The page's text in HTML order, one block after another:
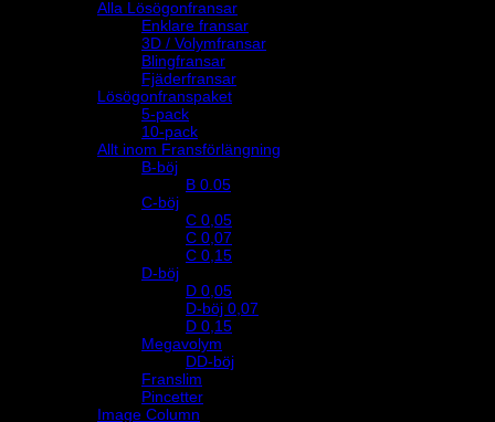
Alla Lösögonfransar
Enklare fransar
3D / Volymfransar
Blingfransar
Fjäderfransar
Lösögonfranspaket
5-pack
10-pack
Allt inom Fransförlängning
B-böj
B 0.05
C-böj
C 0,05
C 0,07
C 0,15
D-böj
D 0,05
D-böj 0,07
D 0,15
Megavolym
DD-böj
Franslim
Pincetter
Image Column